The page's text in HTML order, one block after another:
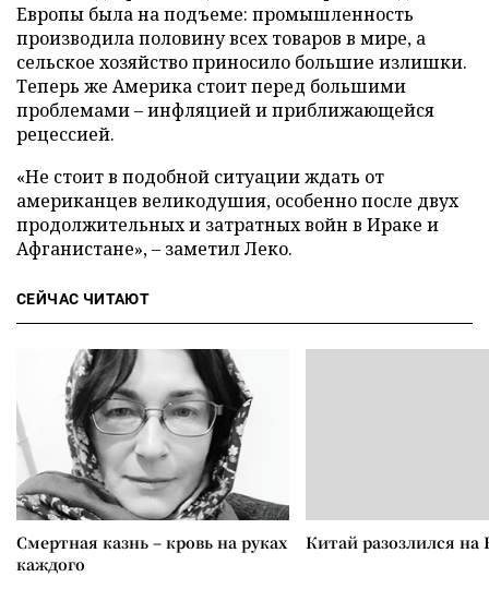
Европы была на подъеме: промышленность
производила половину всех товаров в мире, а
сельское хозяйство приносило большие излишки.
Теперь же Америка стоит перед большими
проблемами – инфляцией и приближающейся
рецессией.
«Не стоит в подобной ситуации ждать от
американцев великодушия, особенно после двух
продолжительных и затратных войн в Ираке и
Афганистане», – заметил Леко.
СЕЙЧАС ЧИТАЮТ
Смертная казнь – кровь на руках
каждого
Китай разозлился на